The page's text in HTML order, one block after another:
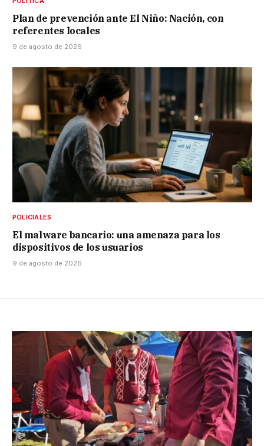
Plan de prevención ante El Niño: Nación, con
referentes locales
9 de agosto de 2026
POLICIALES
El malware bancario: una amenaza para los
dispositivos de los usuarios
9 de agosto de 2026